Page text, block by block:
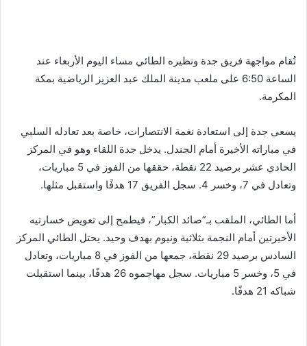
تُقام مواجهة فريق جدة ونظيره الطائي مساء اليوم الأربعاء عند
الساعة 6:50 على ملعب مدينة الملك عبد العزيز الرياضية بمكة
المكرمة.
يسعى جدة إلى استعادة نغمة الانتصارات، خاصة بعد تعادله السلبي
في مباراته الأخيرة أمام الجندل. يدخل جدة اللقاء وهو في المركز
الحادي عشر برصيد 22 نقطة، حققها من الفوز في 5 مباريات،
وتعادل في 7، وخسر 4. سجل الفريق 17 هدفًا واستقبل مثلها.
أما الطائي، الملقب بـ”صائد الكبار”، فيطمح إلى تعويض خسارتيه
الأخيرتين أمام النجمة بثلاثية ونيوم بهدف وحيد. يحتل الطائي المركز
السادس برصيد 29 نقطة، جمعها من الفوز في 8 مباريات، وتعادل
في 5، وخسر 5 مباريات. سجل مهاجموه 26 هدفًا، بينما استقبلت
شباكه 21 هدفًا.